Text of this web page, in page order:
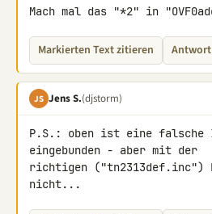
Mach mal das "*2" in
Markierten Text zitieren Antwort
JS Jens S.(djstorm)
P.S.: oben ist eine falsche
eingebunden - aber mit der
richtigen ("tn2313def.inc")
nicht...